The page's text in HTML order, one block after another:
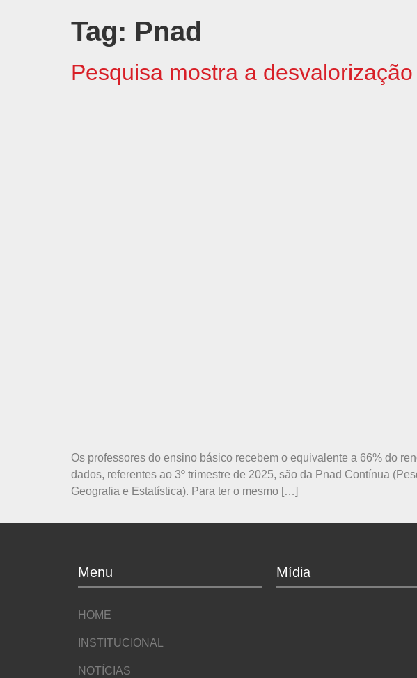
Tag: Pnad
Pesquisa mostra a
Os professores do ensino básico recebem o equivalente a 66% do
dados, referentes ao 3º trimestre de 2025, são da Pnad Contínua
Geografia e Estatística). Para ter o mesmo […]
Menu
HOME
INSTITUCIONAL
NOTÍCIAS
Mídia